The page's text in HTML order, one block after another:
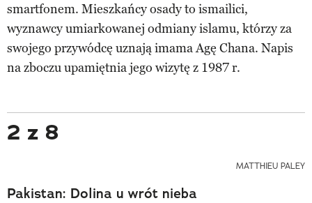
smartfonem. Mieszkańcy osady to ismailici,
wyznawcy umiarkowanej odmiany islamu, którzy za
swojego przywódcę uznają imama Agę Chana. Napis
na zboczu upamiętnia jego wizytę z 1987 r.
2 z 8
MATTHIEU PALEY
Pakistan: Dolina u wrót nieba